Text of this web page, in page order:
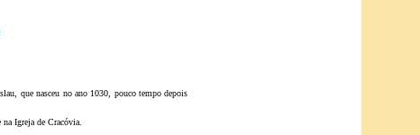
que nasceu no ano 1030, pouco tempo depois
Igreja de Cracóvia.